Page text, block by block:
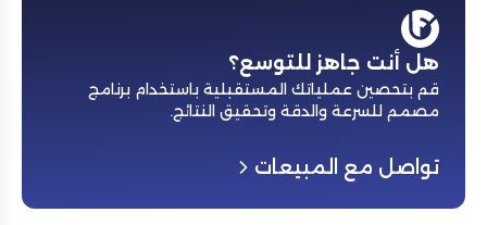
هل أنت جاهز للتوسع؟
قم بتحصين عملياتك المستقبلية باستخدام برنامج
مصمم للسرعة والدقة وتحقيق النتائج.
تواصل مع المبيعات